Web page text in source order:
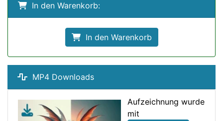
In den Warenkorb:
In den Warenkorb
MP4 Downloads
Aufzeichnung wurde
mit